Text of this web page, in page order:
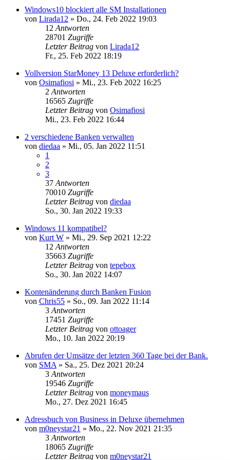
Windows10 blockiert alle SM Installationen
von Lirada12 » Do., 24. Feb 2022 19:03
12 Antworten
28701 Zugriffe
Letzter Beitrag von Lirada12
Fr., 25. Feb 2022 18:19
Vollversion StarMoney 13 Deluxe erforderlich?
von Osimafiosi » Mi., 23. Feb 2022 16:25
2 Antworten
16565 Zugriffe
Letzter Beitrag von Osimafiosi
Mi., 23. Feb 2022 16:44
2 verschiedene Banken verwalten
von diedaa » Mi., 05. Jan 2022 11:51
1
2
3
37 Antworten
70010 Zugriffe
Letzter Beitrag von diedaa
So., 30. Jan 2022 19:33
Windows 11 kompatibel?
von Kurt W » Mi., 29. Sep 2021 12:22
12 Antworten
35663 Zugriffe
Letzter Beitrag von tepebox
So., 30. Jan 2022 14:07
Kontenänderung durch Banken Fusion
von Chris55 » So., 09. Jan 2022 11:14
3 Antworten
17451 Zugriffe
Letzter Beitrag von ottoager
Mo., 10. Jan 2022 20:19
Abrufen der Umsätze der letzten 360 Tage bei der Bank.
von SMA » Sa., 25. Dez 2021 20:24
3 Antworten
19546 Zugriffe
Letzter Beitrag von moneymaus
Mo., 27. Dez 2021 16:45
Adressbuch von Business in Deluxe übernehmen
von m0neystar21 » Mo., 22. Nov 2021 21:35
3 Antworten
18065 Zugriffe
Letzter Beitrag von m0neystar21